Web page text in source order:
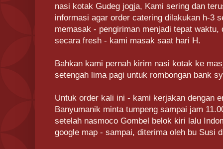
nasi kotak Gudeg jogja, Kami sering dan
informasi agar order catering dilakukan h-3
memasak - pengiriman menjadi tepat
secara fresh - kami masak saat hari H.
Bahkan kami pernah kirim nasi kotak ke
setengah lima pagi untuk rombongan bank
Untuk order kali ini - kami kerjakan dengan
Banyumanik minta tumpeng sampai jam
setelah nasmoco Gombel belok kiri lalu
google map - sampai, diterima oleh bu Susi